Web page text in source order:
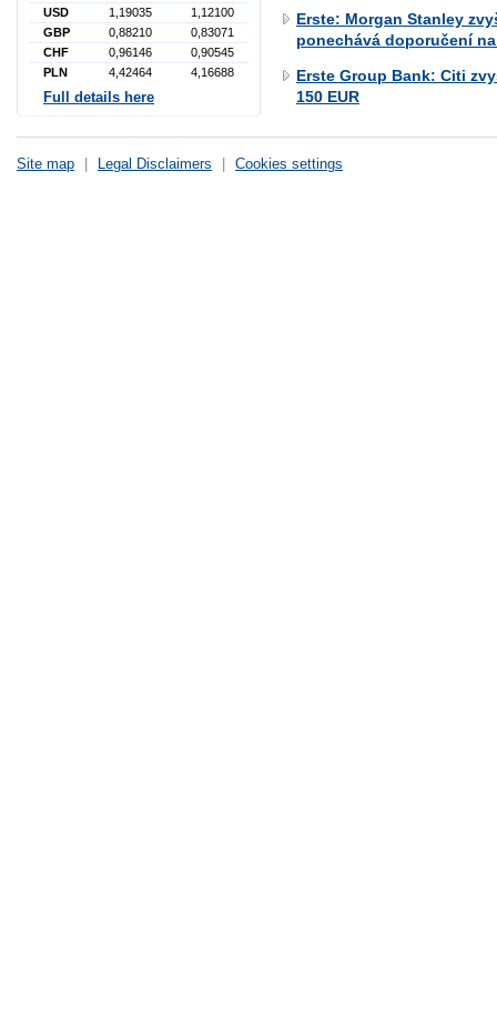
Erste: Morgan Stanley
ponechává doporučení
Erste Group Bank: Citi
150 EUR
USD
1,19035
1,12100
GBP
0,88210
0,83071
CHF
0,96146
0,90545
PLN
4,42464 4,16688
Full details here
Site map Legal Disclaimers Cookies settings